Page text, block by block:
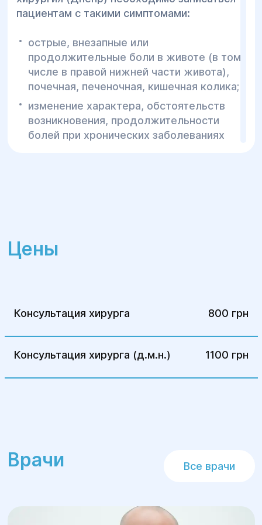
пациентам с такими симптомами:
острые, внезапные или
продолжительные боли в животе (в том
числе в правой нижней части живота),
почечная, печеночная, кишечная колика;
изменение характера, обстоятельств
возникновения, продолжительности
болей при хронических заболеваниях
головокружение, примеси крови в
наружные кровотечения при ранах;
локальный отек тканей, покраснение,
повышение температуры;
родимых пятен, которые увеличиваются
звездочки), подкожные кровоизлияния.
Цены
Консультация хирурга 800 грн
Консультация хирурга (д.м.н.) 1100 грн
Врачи Все врачи